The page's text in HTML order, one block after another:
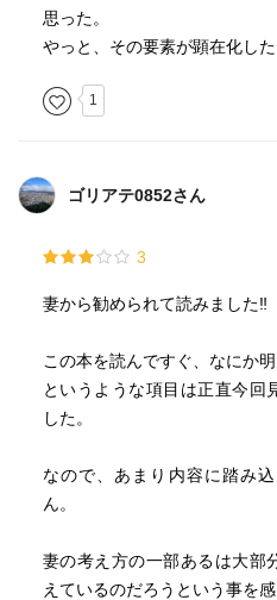
思った。
やっと、その要素が顕在化し
1
ゴリアテ0852さん
3
妻から勧められて読みました‼︎
この本を読んですぐ、なにか
というような項目は正直今回
した。
なので、あまり内容に踏み
ん。
妻の考え方の一部あるは大部
えているのだろうという事を感